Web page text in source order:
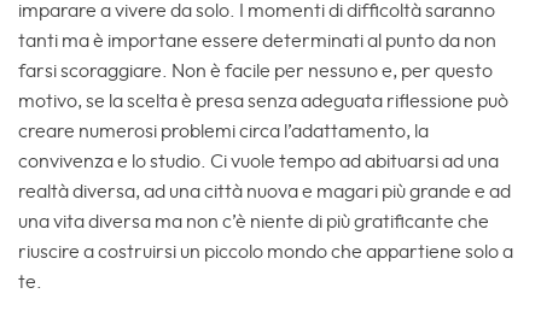
imparare a vivere da solo. I momenti di difficoltà saranno
tanti ma è importane essere determinati al punto da non
farsi scoraggiare. Non è facile per nessuno e, per questo
motivo, se la scelta è presa senza adeguata riflessione può
creare numerosi problemi circa l’adattamento, la
convivenza e lo studio. Ci vuole tempo ad abituarsi ad una
realtà diversa, ad una città nuova e magari più grande e ad
una vita diversa ma non c’è niente di più gratificante che
riuscire a costruirsi un piccolo mondo che appartiene solo a
te.